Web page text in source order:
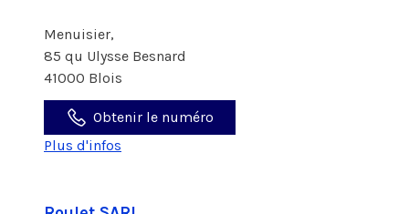
Menuisier,
85 qu Ulysse Besnard
41000 Blois
Obtenir le numéro
Plus d'infos